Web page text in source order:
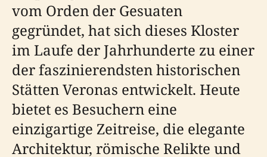
vom Orden der Gesuaten
gegründet, hat sich dieses Kloster
im Laufe der Jahrhunderte zu einer
der faszinierendsten historischen
Stätten Veronas entwickelt. Heute
bietet es Besuchern eine
einzigartige Zeitreise, die elegante
Architektur, römische Relikte und